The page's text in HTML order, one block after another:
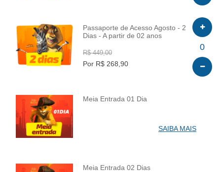
INFO
Passaporte de Acesso Agosto - 2
Dias - A partir de 02 anos
R$ 449,00
Por R$ 268,90
0
INFO
Meia Entrada 01 Dia
SAIBA MAIS
Meia Entrada 02 Dias